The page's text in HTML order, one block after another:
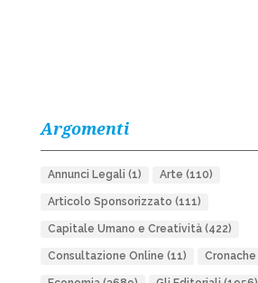
Argomenti
Annunci Legali (1) Arte (110)
Articolo Sponsorizzato (111)
Capitale Umano e Creatività(422)
Consultazione Online (11) Cronache